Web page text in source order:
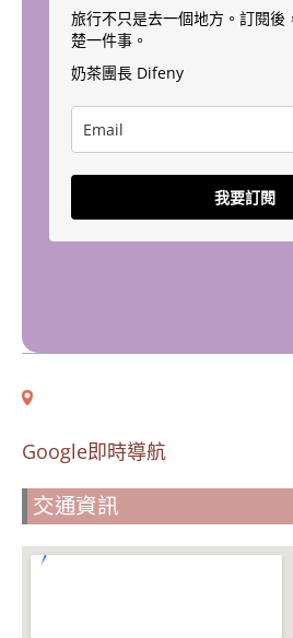
旅行不只是去一個地方。訂閱後
楚一件事。
奶茶團長 Difeny
我要訂閱
Google即時導航
交通資訊